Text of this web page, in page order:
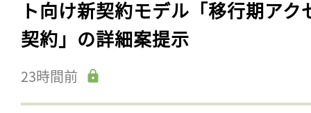
ト向け新契約モデル「移行期アク
契約」の詳細案提示
23時間前